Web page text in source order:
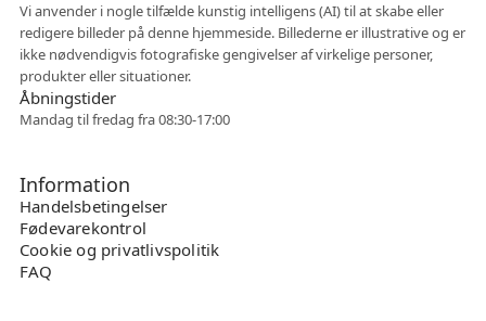
Vi anvender i nogle tilfælde kunstig intelligens (AI) til at skabe eller
redigere billeder på denne hjemmeside. Billederne er illustrative og er
ikke nødvendigvis fotografiske gengivelser af virkelige personer,
produkter eller situationer.
Åbningstider
Mandag til fredag fra 08:30-17:00
Information
Handelsbetingelser
Fødevarekontrol
Cookie og privatlivspolitik
FAQ